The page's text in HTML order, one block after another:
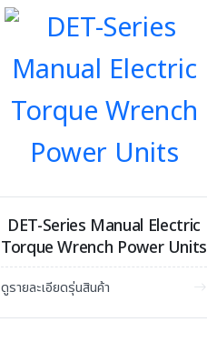
DET-Series Manual Electric
Torque Wrench Power Units
ดูรายละเอียดรุ่นสินค้า